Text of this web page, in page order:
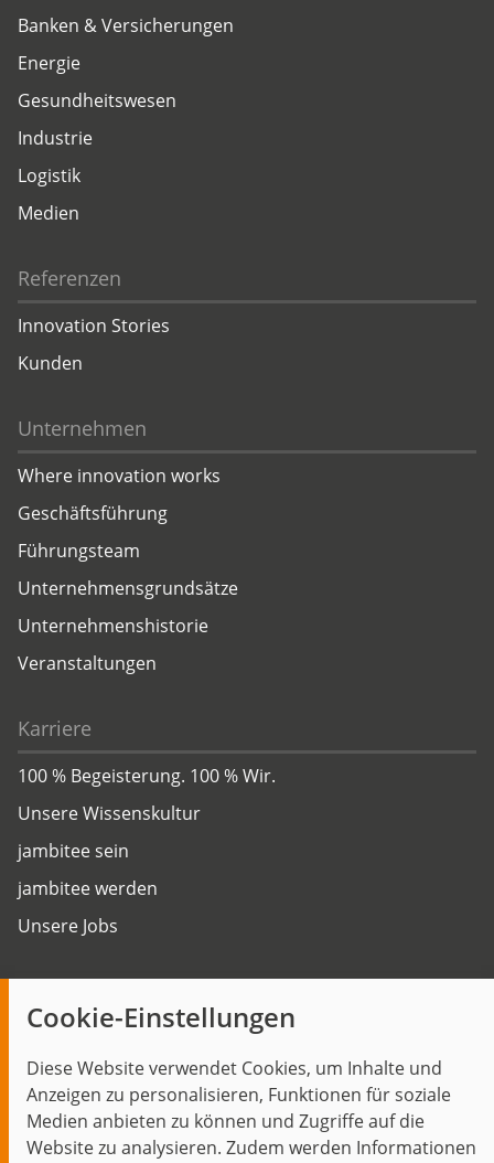
Cookie-Einstellungen
Diese Website verwendet Cookies, um Inhalte und
Anzeigen zu personalisieren, Funktionen für soziale
Medien anbieten zu können und Zugriffe auf die
Website zu analysieren. Zudem werden Informationen
Banken & Versicherungen
Energie
Gesundheitswesen
Industrie
Logistik
Medien
Referenzen
Innovation Stories
Kunden
Unternehmen
Where innovation works
Geschäftsführung
Führungsteam
Unternehmensgrundsätze
Unternehmenshistorie
Veranstaltungen
Karriere
100 % Begeisterung. 100 % Wir.
Unsere Wissenskultur
jambitee sein
jambitee werden
Unsere Jobs
Themen im Fokus
Events